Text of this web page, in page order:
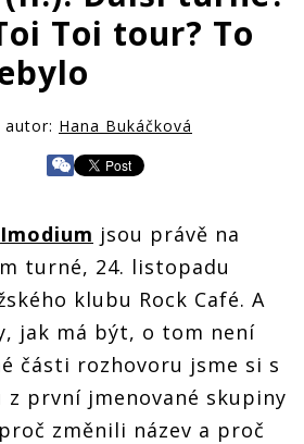
Toi tour? To
autor: Hana Bukáčková
Imodium jsou právě na
turné, 24. listopadu
klubu Rock Café. A
jak má být, o tom není
části rozhovoru jsme si s
z první jmenované skupiny
změnili název a proč